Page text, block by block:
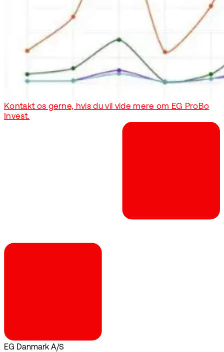
Kontakt os gerne, hvis du vil vide mere om EG ProBo
Invest.
EG Danmark A/S